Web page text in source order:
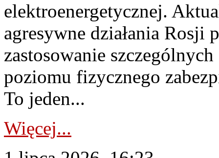
elektroenergetycznej.
agresywne działania Rosji
zastosowanie
poziomu fizycznego
To jeden...
Więcej...